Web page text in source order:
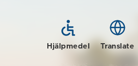
Hjälpmedel Translate